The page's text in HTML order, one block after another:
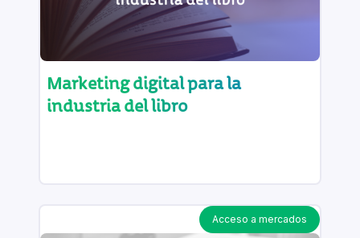
Marketing digital para la
industria del libro
Acceso a mercados